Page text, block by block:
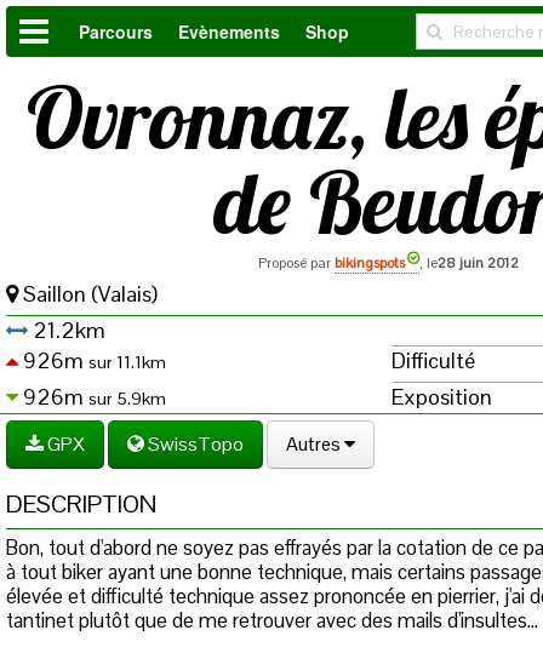
Parcours Evènements Shop
Ovronnaz, les
de
Proposé parbikingspots , le28 juin 2012
Saillon (Valais)
21.2km
926m sur 11.1km
Difficulté
926m sur 5.9km Exposition
GPX SwissTopo Autres
DESCRIPTION
Bon, tout d'abord ne soyez pas effrayés par la cotation de ce
à tout biker ayant une bonne technique, mais certains
élevée et difficulté technique assez prononcée en pierrier, j'ai
tantinet plutôt que de me retrouver avec des mails d'insultes...